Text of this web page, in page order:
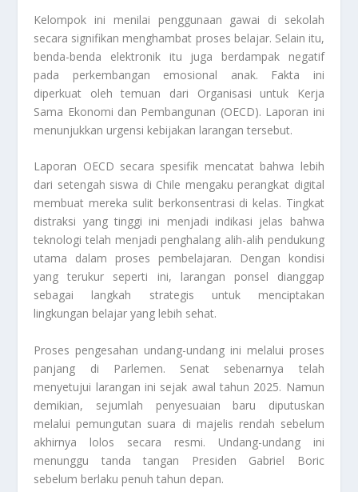
Kelompok ini menilai penggunaan gawai di sekolah
secara signifikan menghambat proses belajar. Selain itu,
benda-benda elektronik itu juga berdampak negatif
pada perkembangan emosional anak. Fakta ini
diperkuat oleh temuan dari Organisasi untuk Kerja
Sama Ekonomi dan Pembangunan (OECD). Laporan ini
menunjukkan urgensi kebijakan larangan tersebut.
Laporan OECD secara spesifik mencatat bahwa lebih
dari setengah siswa di Chile mengaku perangkat digital
membuat mereka sulit berkonsentrasi di kelas. Tingkat
distraksi yang tinggi ini menjadi indikasi jelas bahwa
teknologi telah menjadi penghalang alih-alih pendukung
utama dalam proses pembelajaran. Dengan kondisi
yang terukur seperti ini, larangan ponsel dianggap
sebagai langkah strategis untuk menciptakan
lingkungan belajar yang lebih sehat.
Proses pengesahan undang-undang ini melalui proses
panjang di Parlemen. Senat sebenarnya telah
menyetujui larangan ini sejak awal tahun 2025. Namun
demikian, sejumlah penyesuaian baru diputuskan
melalui pemungutan suara di majelis rendah sebelum
akhirnya lolos secara resmi. Undang-undang ini
menunggu tanda tangan Presiden Gabriel Boric
sebelum berlaku penuh tahun depan.